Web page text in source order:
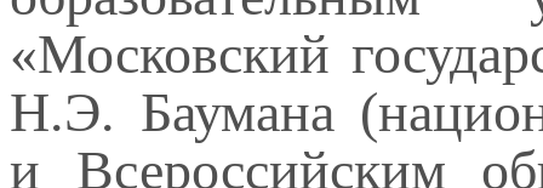
«Московский
Н.Э. Баумана
и Всероссийским